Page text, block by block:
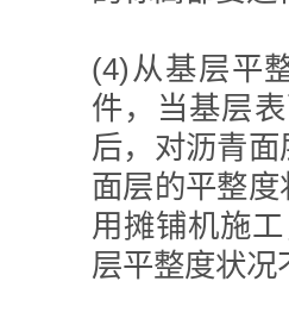
(4)从基层平
件，当基层
后，对沥青
面层的平整
用摊铺机施
层平整度状况